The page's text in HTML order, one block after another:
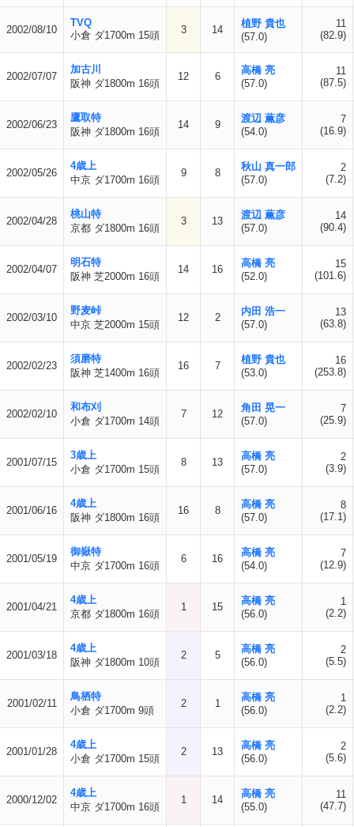
2002/08/10
TVQ
小倉 ダ1700m 15頭
3 14
植野 貴也
(57.0)
11
(82.9)
2002/07/07
加古川
阪神 ダ1800m 16頭
12 6
高橋 亮
(57.0)
11
(87.5)
2002/06/23
鷹取特
阪神 ダ1800m 16頭
14 9
渡辺 薫彦
(54.0)
7
(16.9)
2002/05/26
4歳上
中京 ダ1700m 16頭
9 8
秋山 真一郎
(57.0)
2
(7.2)
2002/04/28
桃山特
京都 ダ1800m 16頭
3 13
渡辺 薫彦
(57.0)
14
(90.4)
2002/04/07
明石特
阪神 芝2000m 16頭
14 16
高橋 亮
(52.0)
15
(101.6)
2002/03/10
野麦峠
中京 芝2000m 15頭
12 2
内田 浩一
(57.0)
13
(63.8)
2002/02/23
須磨特
阪神 芝1400m 16頭
16 7
植野 貴也
(53.0)
16
(253.8)
2002/02/10
和布刈
小倉 ダ1700m 14頭
7 12
角田 晃一
(57.0)
7
(25.9)
2001/07/15
3歳上
小倉 ダ1700m 15頭
8 13
高橋 亮
(57.0)
2
(3.9)
2001/06/16
4歳上
阪神 ダ1800m 16頭
16 8
高橋 亮
(57.0)
8
(17.1)
2001/05/19
御嶽特
中京 ダ1700m 16頭
6 16
高橋 亮
(54.0)
7
(12.9)
2001/04/21
4歳上
京都 ダ1800m 16頭
1 15
高橋 亮
(56.0)
1
(2.2)
2001/03/18
4歳上
阪神 ダ1800m 10頭
2 5
高橋 亮
(56.0)
2
(5.5)
2001/02/11
鳥栖特
小倉 ダ1700m 9頭
2 1
高橋 亮
(56.0)
1
(2.2)
2001/01/28
4歳上
小倉 ダ1700m 15頭
2 13
高橋 亮
(56.0)
2
(5.6)
2000/12/02
4歳上
中京 ダ1700m 16頭
1 14
高橋 亮
(55.0)
11
(47.7)